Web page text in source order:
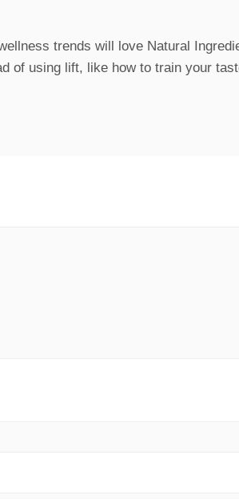
trends will love Natural
of using lift, like how to train your